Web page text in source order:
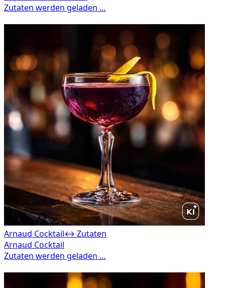
Arnaud Cocktail↔ Zutaten